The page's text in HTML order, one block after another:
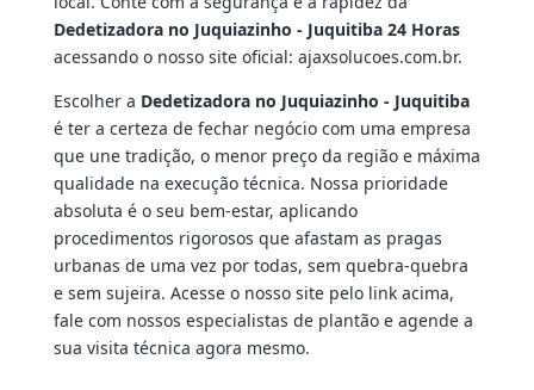
Dedetizadora no Juquiazinho - Juquitiba 24 Horas
acessando o nosso site oficial: ajaxsolucoes.com.br.
Escolher a Dedetizadora no Juquiazinho - Juquitiba
é ter a certeza de fechar negócio com uma empresa
que une tradição, o menor preço da região e máxima
qualidade na execução técnica. Nossa prioridade
absoluta é o seu bem-estar, aplicando
procedimentos rigorosos que afastam as pragas
urbanas de uma vez por todas, sem quebra-quebra
e sem sujeira. Acesse o nosso site pelo link acima,
fale com nossos especialistas de plantão e agende a
sua visita técnica agora mesmo.